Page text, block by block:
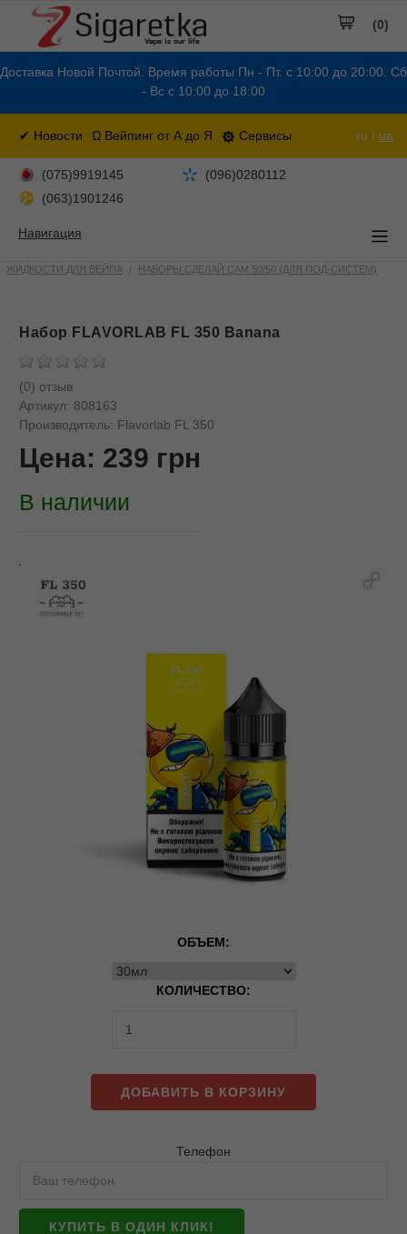
Доставка Новой Почтой. Время работы Пн - Пт. с 10:00 до 20:00. Сб
- Вс с 10:00 до 18:00
✔ Новости Ω Вейпинг от А до Я Сервисы ru | ua
(0)
(075)9919145
(096)0280112
(063)1901246
Навигация
ЖИДКОСТИ ДЛЯ ВЕЙПА НАБОРЫ СДЕЛАЙ САМ 50/50 (ДЛЯ ПОД-СИСТЕМ)
Набор FLAVORLAB FL 350 Banana
(0) отзыв
Артикул: 808163
Производитель: Flavorlab FL 350
Цена: 239 грн
В наличии
ОБЪЕМ:
КОЛИЧЕСТВО:
ДОБАВИТЬ В КОРЗИНУ
Телефон
КУПИТЬ В ОДИН КЛИК!